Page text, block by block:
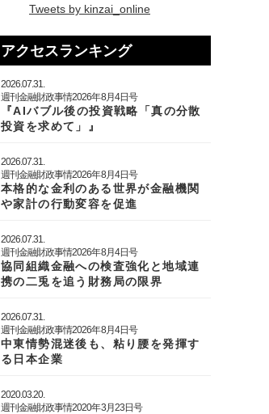
Tweets by kinzai_online
アクセスランキング
2026.07.31.
週刊金融財政事情2026年8月4日号
『AIバブル後の投資戦略「真の分散
投資を求めて」』
2026.07.31.
週刊金融財政事情2026年8月4日号
本格的な金利のある世界が金融機関
や家計の行動変容を促進
2026.07.31.
週刊金融財政事情2026年8月4日号
協同組織金融への検査強化と地域連
携の二兎を追う財務局の限界
2026.07.31.
週刊金融財政事情2026年8月4日号
中東情勢混迷後も、粘り腰を発揮す
る日本企業
2020.03.20.
週刊金融財政事情2020年3月23日号